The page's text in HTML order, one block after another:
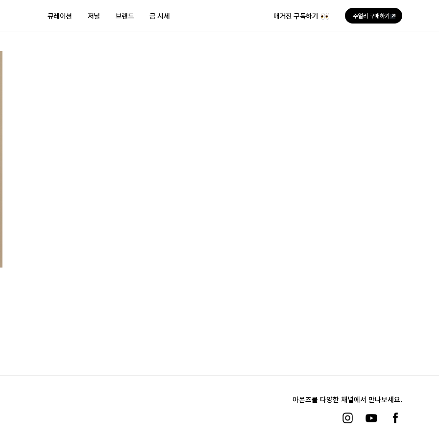
큐레이션
저널 브랜드 금 시세 매거진 구독하기 주얼리 구매하기
아몬즈를 다양한 채널에서 만나보세요.